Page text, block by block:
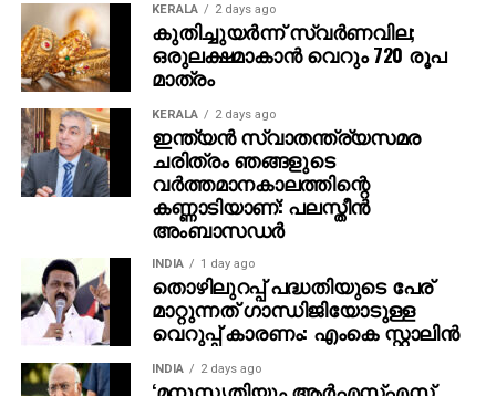
KERALA 2 days ago
കുതിച്ചുയര്‍ന്ന് സ്വര്‍ണവില;
ഒരുലക്ഷമാകാന്‍ വെറും 720 രൂപ
മാത്രം
KERALA 2 days ago
ഇന്ത്യൻ സ്വാതന്ത്ര്യസമര
ചരിത്രം ഞങ്ങളുടെ
വർത്തമാനകാലത്തിന്റെ
കണ്ണാടിയാണ്: പലസ്തീൻ
അംബാസഡർ
INDIA 1 day ago
തൊഴിലുറപ്പ് പദ്ധതിയുടെ പേര്
മാറ്റുന്നത് ഗാന്ധിജിയോടുള്ള
വെറുപ്പ് കാരണം: എംകെ സ്റ്റാലിന്‍
INDIA 2 days ago